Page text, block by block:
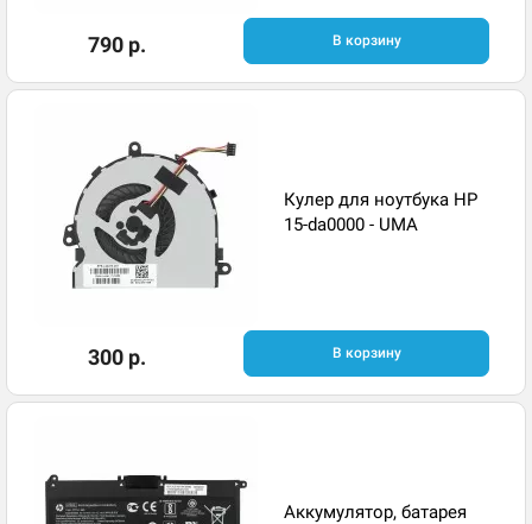
790 р. В корзину
Кулер для ноутбука HP
15-da0000 - UMA
300 р. В корзину
Аккумулятор, батарея